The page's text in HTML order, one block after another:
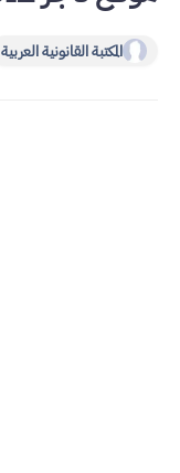
المكتبة القانونية العربية